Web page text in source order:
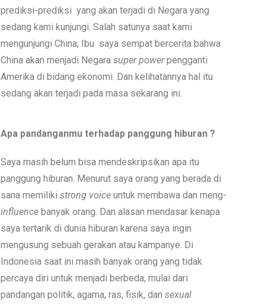
prediksi-prediksi yang akan terjadi di Negara yang
sedang kami kunjungi. Salah satunya saat kami
mengunjungi China, Ibu saya sempat bercerita bahwa
China akan menjadi Negara super powerpengganti
Amerika di bidang ekonomi. Dan kelihatannya hal itu
sedang akan terjadi pada masa sekarang ini.
Apa pandanganmu terhadap panggung hiburan ?
Saya masih belum bisa mendeskripsikan apa itu
panggung hiburan. Menurut saya orang yang berada di
sana memiliki strong voice untuk membawa dan meng-
influence banyak orang. Dan alasan mendasar kenapa
saya tertarik di dunia hiburan karena saya ingin
mengusung sebuah gerakan atau kampanye. Di
Indonesia saat ini masih banyak orang yang tidak
percaya diri untuk menjadi berbeda, mulai dari
pandangan politik, agama, ras, fisik, dan sexual